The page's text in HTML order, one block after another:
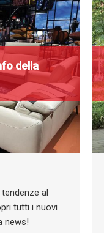
della
al
tutti i nuovi
news!